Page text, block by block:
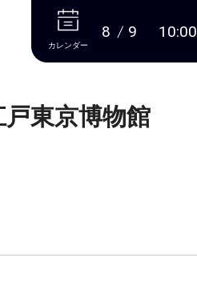
本文へ
カレンダー
8 9 10:00
戸東京博物館